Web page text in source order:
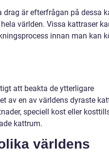
är efterfrågan på dessa
världen. Vissa kattraser
innan man kan
att beakta de ytterligare
av en av världens dyraste
speciell kost eller
kattrum.
världens